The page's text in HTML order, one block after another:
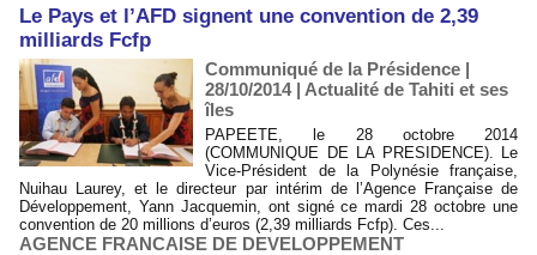
Le Pays et l’AFD signent une convention de 2,39
milliards Fcfp
Communiqué de la Présidence |
28/10/2014| Actualité de Tahiti et ses
îles
PAPEETE, le 28 octobre 2014
(COMMUNIQUE DE LA PRESIDENCE). Le
Vice-Président de la Polynésie française,
Nuihau Laurey, et le directeur par intérim de l’Agence Française de
Développement, Yann Jacquemin, ont signé ce mardi 28 octobre une
convention de 20 millions d’euros (2,39 milliards Fcfp). Ces...
AGENCE FRANCAISE DE DEVELOPPEMENT